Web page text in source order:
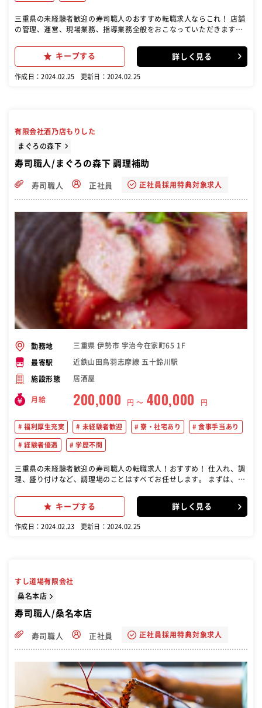
三重県の未経験者歓迎の寿司職人のおすすめ転職求人ならこれ！ 店舗
の管理、運営、現場業務、指導業務全般をおこなっていただきます。
ちの方には即戦力として活躍していただけます。 これまでの経験を活
かして、より魅力的なお店を創っていってください。
キープする 詳しく見る
作成日：2024.02.25 更新日：2024.02.25
有限会社酒乃店もりした
まぐろの森下
寿司職人/まぐろの森下 調理補助
寿司職人 正社員 正社員採用特典対象求人
勤務地 三重県 伊勢市 宇治今在家町65 1F
最寄駅 近鉄山田鳥羽志摩線 五十鈴川駅
施設形態 居酒屋
月給 200,000 円 〜 400,000 円
福利厚生充実 未経験者歓迎 寮・社宅あり 食事手当あり
経験者優遇 学歴不問
三重県の未経験者歓迎の寿司職人の転職求人！おすすめ！ 仕入れ、調
理、盛り付けなど、調理場のことはすべてお任せします。 まずは、ス
即戦力として活躍していただけます。 これまでの経験を活かして、よ
り魅力的なお店を創っていってください。
キープする 詳しく見る
作成日：2024.02.23 更新日：2024.02.25
すし道場有限会社
桑名本店
寿司職人/桑名本店
寿司職人 正社員 正社員採用特典対象求人